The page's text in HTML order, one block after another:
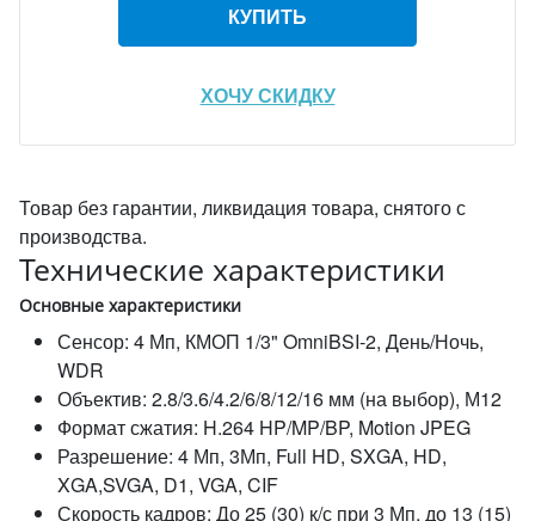
КУПИТЬ
ХОЧУ СКИДКУ
Товар без гарантии, ликвидация товара, снятого с
производства.
Технические характеристики
Основные характеристики
Сенсор: 4 Мп, КМОП 1/3" OmniBSI-2, День/Ночь,
WDR
Объектив: 2.8/3.6/4.2/6/8/12/16 мм (на выбор), М12
Формат сжатия: H.264 HP/MP/BP, Motion JPEG
Разрешение: 4 Мп, 3Мп, Full HD, SXGA, HD,
XGA,SVGA, D1, VGA, CIF
Скорость кадров: До 25 (30) к/с при 3 Мп, до 13 (15)